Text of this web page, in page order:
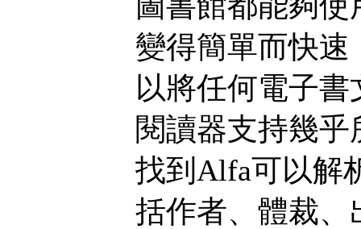
變得簡單而快
以將任何電子
閱讀器支持幾
找到Alfa可以解
括作者、體裁、